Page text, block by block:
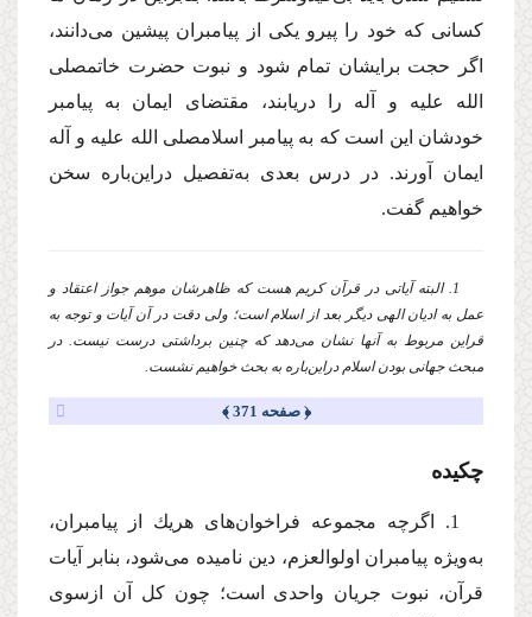
كسانی كه خود را پیرو یكی از پیامبران پیشین می‌دانند،
اگر حجت برایشان تمام شود و نبوت حضرت خاتمصلی
الله علیه و آله را دریابند، مقتضای ایمان به پیامبر
خودشان این است كه به پیامبر اسلامصلی الله علیه و آله
ایمان آورند. در درس بعدی به‌تفصیل دراین‌باره سخن
خواهیم گفت.
1. البته آیاتی در قرآن كریم هست كه ظاهرشان موهم جواز اعتقاد و
عمل به ادیان الهی دیگر بعد از اسلام است؛ ولی دقت در آن آیات و توجه به
قراین مربوط به آنها نشان می‌دهد كه چنین برداشتی درست نیست. در
مبحث جهانی بودن اسلام دراین‌باره به بحث خواهیم نشست.
﴿ صفحه 371 ﴾
چكیده
1. اگرچه مجموعه فراخوان‌های هریك از پیامبران،
به‌ویژه پیامبران اولوالعزم، دین نامیده می‌شود، بنابر آیات
قرآن، نبوت جریان واحدی است؛ چون كل آن ازسوی